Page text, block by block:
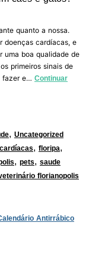
quanto a nossa.
doenças cardíacas, e
uma boa qualidade de
primeiros sinais de
fazer e… Continuar
, Uncategorized
, floripa,
, pets, saude
florianopolis
Antirrábico